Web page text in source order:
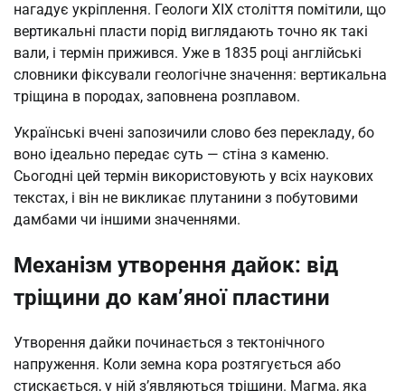
нагадує укріплення. Геологи XIX століття помітили, що
вертикальні пласти порід виглядають точно як такі
вали, і термін прижився. Уже в 1835 році англійські
словники фіксували геологічне значення: вертикальна
тріщина в породах, заповнена розплавом.
Українські вчені запозичили слово без перекладу, бо
воно ідеально передає суть — стіна з каменю.
Сьогодні цей термін використовують у всіх наукових
текстах, і він не викликає плутанини з побутовими
дамбами чи іншими значеннями.
Механізм утворення дайок: від
тріщини до кам’яної пластини
Утворення дайки починається з тектонічного
напруження. Коли земна кора розтягується або
стискається, у ній з’являються тріщини. Магма, яка